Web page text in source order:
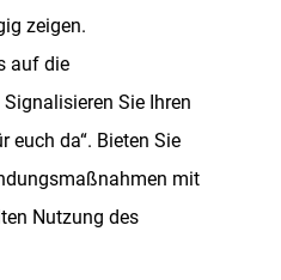
zeigen.
auf die
Sie Ihren
euch da“. Bieten Sie
mit
Nutzung des